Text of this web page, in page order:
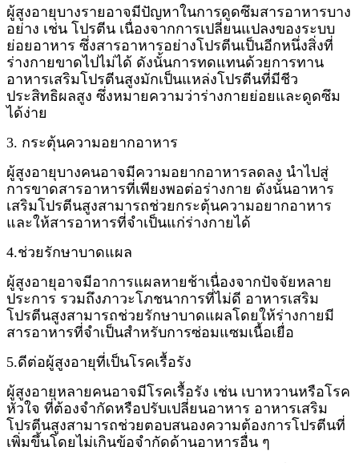
ผู้สูงอายุบางรายอาจมีปัญหาในการดูดซึมสารอาหารบาง
อย่าง เช่น โปรตีน เนื่องจากการเปลี่ยนแปลงของระบบ
ย่อยอาหาร ซึ่งสารอาหารอย่างโปรตีนเป็นอีกหนึ่งสิ่งที่
ร่างกายขาดไปไม่ได้ ดังนั้นการทดแทนด้วยการทาน
อาหารเสริมโปรตีนสูงมักเป็นแหล่งโปรตีนที่มีชีว
ประสิทธิผลสูง ซึ่งหมายความว่าร่างกายย่อยและดูดซึม
ได้ง่าย
3. กระตุ้นความอยากอาหาร
ผู้สูงอายุบางคนอาจมีความอยากอาหารลดลง นำไปสู่
การขาดสารอาหารที่เพียงพอต่อร่างกาย ดังนั้นอาหาร
เสริมโปรตีนสูงสามารถช่วยกระตุ้นความอยากอาหาร
และให้สารอาหารที่จำเป็นแก่ร่างกายได้
4.ช่วยรักษาบาดแผล
ผู้สูงอายุอาจมีอาการแผลหายช้าเนื่องจากปัจจัยหลาย
ประการ รวมถึงภาวะโภชนาการที่ไม่ดี อาหารเสริม
โปรตีนสูงสามารถช่วยรักษาบาดแผลโดยให้ร่างกายมี
สารอาหารที่จำเป็นสำหรับการซ่อมแซมเนื้อเยื่อ
5.ดีต่อผู้สูงอายุที่เป็นโรคเรื้อรัง
ผู้สูงอายุหลายคนอาจมีโรคเรื้อรัง เช่น เบาหวานหรือโรค
หัวใจ ที่ต้องจำกัดหรือปรับเปลี่ยนอาหาร อาหารเสริม
โปรตีนสูงสามารถช่วยตอบสนองความต้องการโปรตีนที่
เพิ่มขึ้นโดยไม่เกินข้อจำกัดด้านอาหารอื่น ๆ